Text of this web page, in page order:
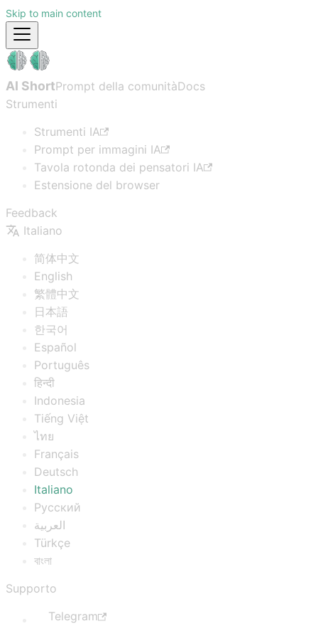
Skip to main content
AI ShortPrompt della comunitàDocs
Strumenti
Strumenti IA
Prompt per immagini IA
Tavola rotonda dei pensatori IA
Estensione del browser
Feedback
Italiano
简体中文
English
繁體中文
日本語
한국어
Español
Português
हिन्दी
Indonesia
Tiếng Việt
ไทย
Français
Deutsch
Italiano
Русский
العربية
Türkçe
বাংলা
Supporto
Telegram